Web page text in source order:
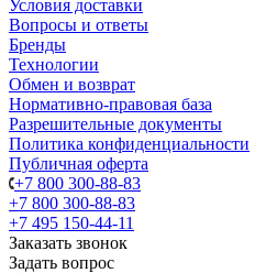
Условия доставки
Вопросы и ответы
Бренды
Технологии
Обмен и возврат
Нормативно-правовая база
Разрешительные документы
Политика конфиденциальности
Публичная оферта
+7 800 300-88-83
+7 800 300-88-83
+7 495 150-44-11
Заказать звонок
Задать вопрос